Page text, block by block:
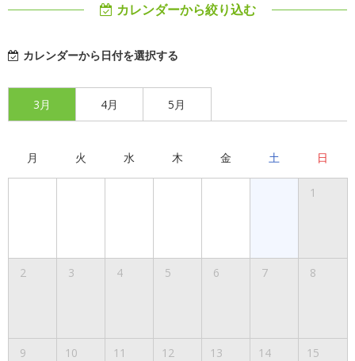
カレンダーから絞り込む
カレンダーから日付を選択する
3月 4月 5月
月 火 水 木 金 土 日
1
2 3 4 5 6 7 8
9 10 11 12 13 14 15